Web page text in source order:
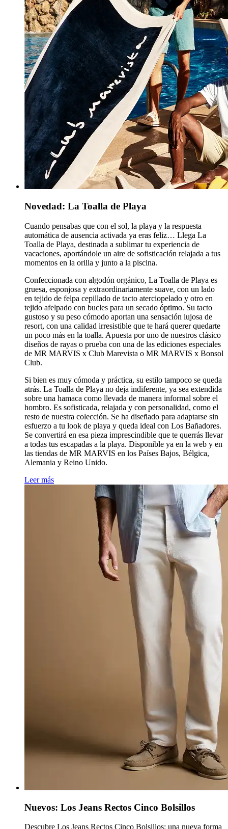
Novedad: La Toalla de Playa
Cuando pensabas que con el sol, la playa y la respuesta
automática de ausencia activada ya eras feliz… Llega La
Toalla de Playa, destinada a sublimar tu experiencia de
vacaciones, aportándole un aire de sofisticación relajada a tus
momentos en la orilla y junto a la piscina.
Confeccionada con algodón orgánico, La Toalla de Playa es
gruesa, esponjosa y extraordinariamente suave, con un lado
en tejido de felpa cepillado de tacto aterciopelado y otro en
tejido afelpado con bucles para un secado óptimo. Su tacto
gustoso y su peso cómodo aportan una sensación lujosa de
resort, con una calidad irresistible que te hará querer quedarte
un poco más en la toalla. Apuesta por uno de nuestros clásico
diseños de rayas o prueba con una de las ediciones especiales
de MR MARVIS x Club Marevista o MR MARVIS x Bonsol
Club.
Si bien es muy cómoda y práctica, su estilo tampoco se queda
atrás. La Toalla de Playa no deja indiferente, ya sea extendida
sobre una hamaca como llevada de manera informal sobre el
hombro. Es sofisticada, relajada y con personalidad, como el
resto de nuestra colección. Se ha diseñado para adaptarse sin
esfuerzo a tu look de playa y queda ideal con Los Bañadores.
Se convertirá en esa pieza imprescindible que te querrás llevar
a todas tus escapadas a la playa. Disponible ya en la web y en
las tiendas de MR MARVIS en los Países Bajos, Bélgica,
Alemania y Reino Unido.
Leer más
Nuevos: Los Jeans Rectos Cinco Bolsillos
Descubre Los Jeans Rectos Cinco Bolsillos: una nueva forma